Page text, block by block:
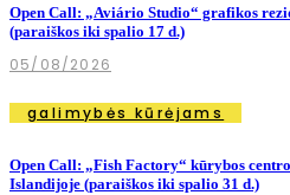
Open Call: „Aviário Studio“ grafikos
(paraiškos iki spalio 17 d.)
05/08/2026
galimybės kūrėjams
Open Call: „Fish Factory“ kūrybos
Islandijoje (paraiškos iki spalio 31 d.)